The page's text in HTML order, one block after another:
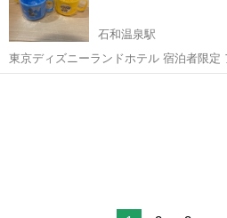
石和温泉駅
東京ディズニーランドホテル 宿泊者限定
洗機不可、電子レンジ不可 プラスチック製 4個セットでお譲り